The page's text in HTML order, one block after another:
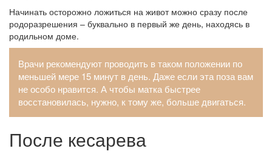
Начинать осторожно ложиться на живот можно сразу после
родоразрешения – буквально в первый же день, находясь в
родильном доме.
Врачи рекомендуют проводить в таком положении по
меньшей мере 15 минут в день. Даже если эта поза вам
не особо нравится. А чтобы матка быстрее
восстановилась, нужно, к тому же, больше двигаться.
После кесарева